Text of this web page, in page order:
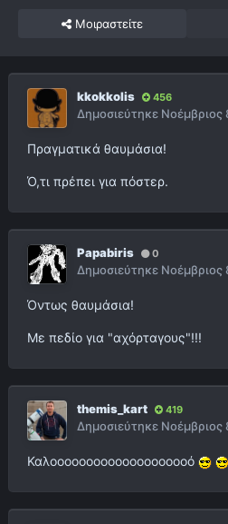
Μοιραστείτε
kkokkolis 456
Δημοσιεύτηκε Νοέμβριος
Πραγματικά θαυμάσια!
Ό,τι πρέπει για πόστερ.
Papabiris 0
Δημοσιεύτηκε Νοέμβριος
Όντως θαυμάσια!
Με πεδίο για "αχόρταγους"!!!
themis_kart 419
Δημοσιεύτηκε Νοέμβριος
Καλοοοοοοοοοοοοοοοοοοοό